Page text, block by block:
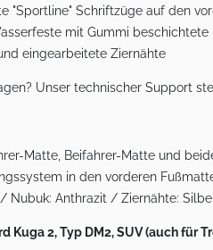
"Sportline" Schriftzüge auf den
mit Gummi beschichtete
eingearbeitete Ziernähte
Unser technischer Support
Matte, Beifahrer-Matte und
in den vorderen
Nubuk: Anthrazit / Ziernähte:
Kuga 2, Typ DM2, SUV (auch für